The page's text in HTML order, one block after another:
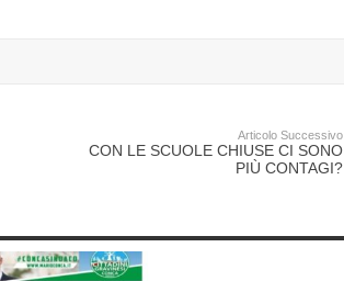
Articolo Successivo
CON LE SCUOLE CHIUSE CI SONO
PIÙ CONTAGI?